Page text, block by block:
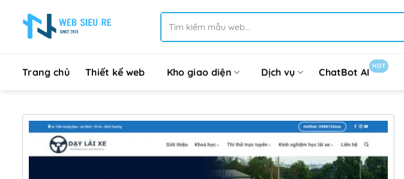
kiếm:
Trang chủ Thiết kế web Kho giao diện Dịch vụ ChatBot AI
HOT